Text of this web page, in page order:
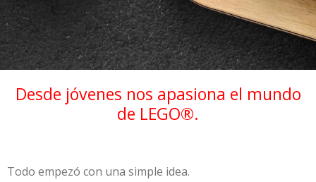
Desde jóvenes nos apasiona el mundo
de LEGO®.
Todo empezó con una simple idea.